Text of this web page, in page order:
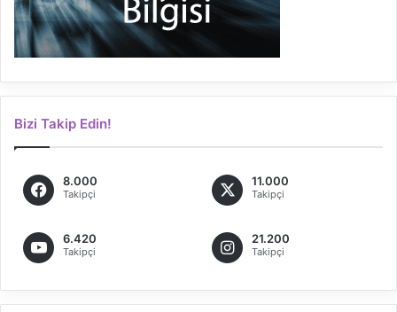
Bizi Takip Edin!
8.000
Takipçi
11.000
Takipçi
6.420
Takipçi
21.200
Takipçi